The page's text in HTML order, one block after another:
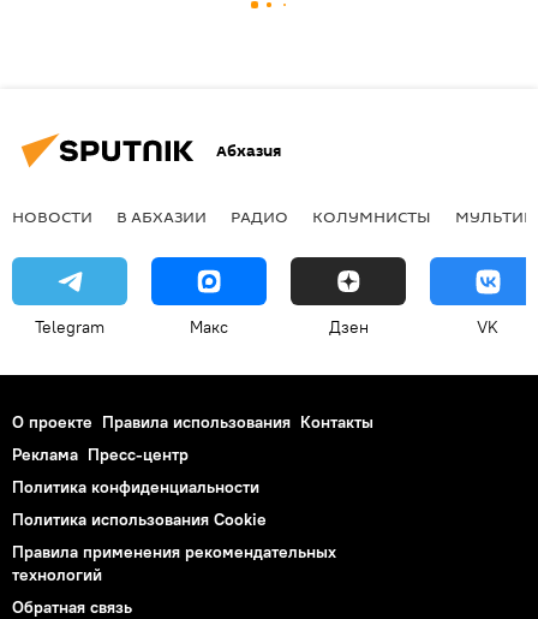
Абхазия
НОВОСТИ В АБХАЗИИ РАДИО КОЛУМНИСТЫ
Telegram Макс Дзен VK
О проекте Правила использования Контакты
Реклама Пресс-центр
Политика конфиденциальности
Политика использования Cookie
Правила применения рекомендательных
технологий
Обратная связь